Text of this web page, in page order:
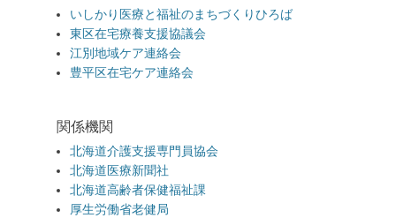
いしかり医療と福祉のまちづくりひろば
東区在宅療養支援協議会
江別地域ケア連絡会
豊平区在宅ケア連絡会
関係機関
北海道介護支援専門員協会
北海道医療新聞社
北海道高齢者保健福祉課
厚生労働省老健局